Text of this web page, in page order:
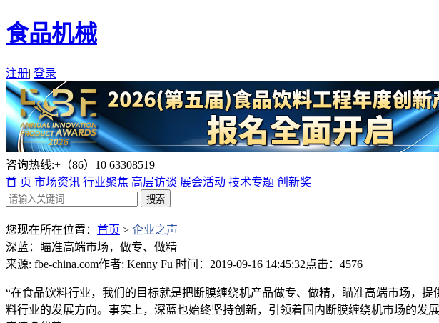
食品机械
注册| 登录
咨询热线:+（86）10 63308519
首 页 市场资讯 行业聚焦 高层访谈 展会活动 技术专题 创新奖
您现在所在位置： 首页 > 企业之声
深蓝：瞄准高端市场，做专、做精
来源: fbe-china.com作者: Kenny Fu 时间：2019-09-16 14:45:32点击：4576
“在食品饮料行业，我们的目标就是把断膜缠绕机产品做专、做精，瞄准高端市场，
料行业的发展方向。事实上，深蓝也始终坚持创新，引领着国内断膜缠绕机市场的